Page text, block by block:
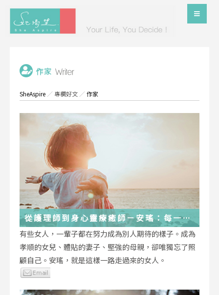
SheAspire ／專欄好文 ／作家
從護理師到身心靈療癒師－安瑤：每一段
低谷，都能成為重生的起點
有些女人，一輩子都在努力成為別人期待的樣子。成為
孝順的女兒、體貼的妻子、堅強的母親，卻唯獨忘了照
顧自己。安瑤，就是這樣一路走過來的女人。